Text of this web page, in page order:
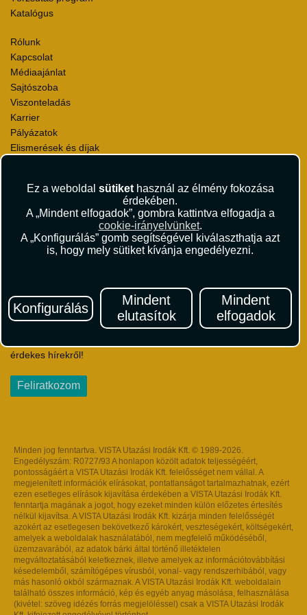
Ez a weboldal sütikethasznál az élmény fokozása
érdekében.
A „Mindent elfogadok”, gombra kattintva elfogadja a
cookie-irányelvünket.
A „Konfigurálás” gomb segítségével kiválaszthatja azt
is, hogy mely sütiket kívánja engedélyezni.
Konfigurálás
Mindent
elutasítok
Mindent
elfogadok
Katalógus
Rólunk
Kapcsolat
Médiaajánlat
Sajtószoba
Viszonteladás
Karrier
Pályázatok
Elismerések és díjak
Utazási Csomag Szerződési Feltételek
Útlemondás-biztosítás Szerződési Feltételek
Utasbiztosítás Szerződési Feltételek
Repülőjegy Szerződési Feltételek
Adatvédelem
Hírlevél
Iratkozzon fel Magyarország egyik legszínesebb utazási
érdekes hírekről!
Feliratkozom
Minden jog fenntartva. VISTA Utazási Irodák Kft. © 1989-2026.
Engedélyszám: R0727/93 A honlapon közölt adatok teljességéért,
pontosságáért a VISTA Utazási Irodák Kft. felelősséget nem vállal. A
megjelenített információk elírásokat, pontatlanságot tartalmazhatnak, ezért
ezen esetleges elírások kijavítása érdekében a VISTA Utazási Irodák Kft.
fenntartja magának a jogot, hogy ezeket minden külön előzetes értesítés
nélkül kijavítsa. A VISTA Utazási Irodák Kft. kizárja minden felelősségét
azokért az esetlegesen bekövetkező károkért, veszteségekért, költségekért,
amelyek a weboldalak használatából, nem megfelelő működéséből,
üzemzavarából, az adatok bárki által történő illetéktelen
megváltoztatásából keletkeznek, illetve amelyek az információtovábbítási
késedelemből, számítógépes vírusból, vonal- vagy rendszerhibából, vagy
más hasonló okból származnak. A VISTA Utazási Irodák Kft. weboldalain
található összes információ, kép és egyéb anyag másolása, felhasználása
(kivétel: szöveg idézés forrás megjelöléssel) csak a VISTA Utazási Irodák